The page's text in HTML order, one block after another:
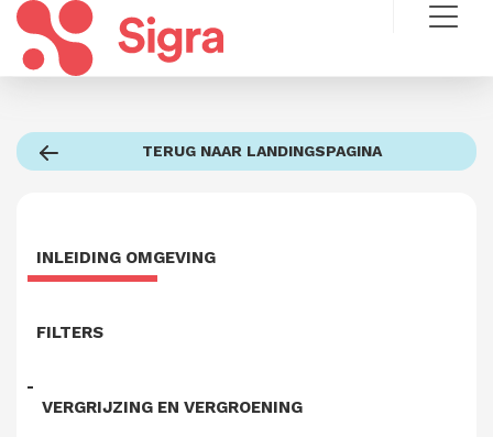
TERUG NAAR LANDINGSPAGINA
INLEIDING OMGEVING
FILTERS
VERGRIJZING EN VERGROENING